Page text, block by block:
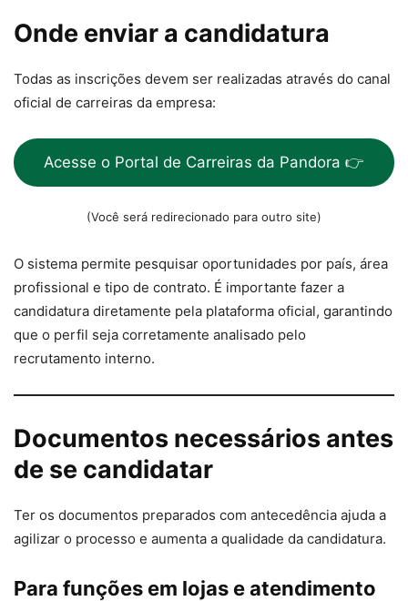
Onde enviar a candidatura
Todas as inscrições devem ser realizadas através do canal
oficial de carreiras da empresa:
Acesse o Portal de Carreiras da Pandora 👉
(Você será redirecionado para outro site)
O sistema permite pesquisar oportunidades por país, área
profissional e tipo de contrato. É importante fazer a
candidatura diretamente pela plataforma oficial, garantindo
que o perfil seja corretamente analisado pelo
recrutamento interno.
Documentos necessários antes
de se candidatar
Ter os documentos preparados com antecedência ajuda a
agilizar o processo e aumenta a qualidade da candidatura.
Para funções em lojas e atendimento